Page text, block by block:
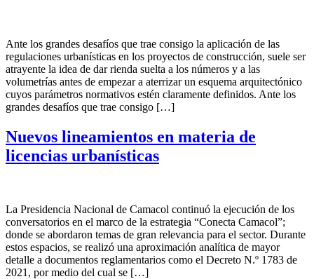
Ante los grandes desafíos que trae consigo la aplicación de las
regulaciones urbanísticas en los proyectos de construcción, suele ser
atrayente la idea de dar rienda suelta a los números y a las
volumetrías antes de empezar a aterrizar un esquema arquitectónico
cuyos parámetros normativos estén claramente definidos. Ante los
grandes desafíos que trae consigo […]
Nuevos lineamientos en materia de
licencias urbanísticas
La Presidencia Nacional de Camacol continuó la ejecución de los
conversatorios en el marco de la estrategia “Conecta Camacol”;
donde se abordaron temas de gran relevancia para el sector. Durante
estos espacios, se realizó una aproximación analítica de mayor
detalle a documentos reglamentarios como el Decreto N.º 1783 de
2021, por medio del cual se […]